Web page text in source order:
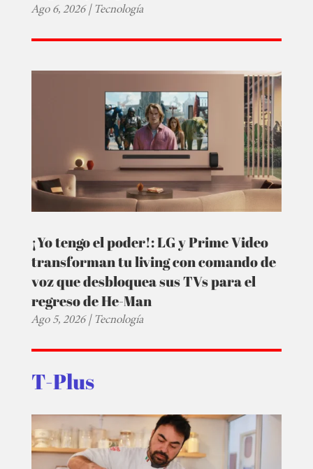
Ago 6, 2026|Tecnología
¡Yo tengo el poder!: LG y Prime Video
transforman tu living con comando de
voz que desbloquea sus TVs para el
regreso de He-Man
Ago 5, 2026|Tecnología
T-Plus